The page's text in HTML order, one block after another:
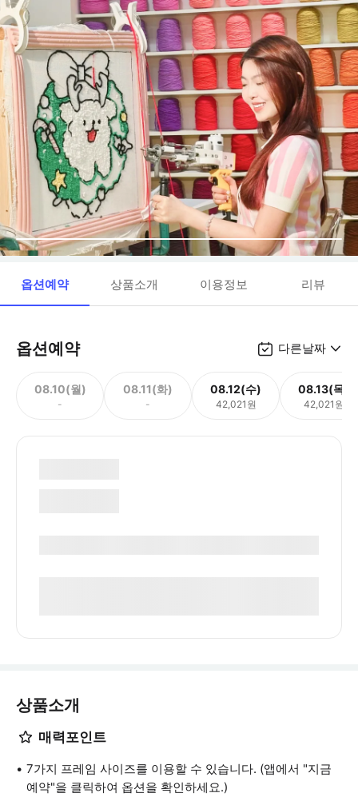
옵션예약 상품소개 이용정보 리뷰
옵션예약 다른날짜
08.10(월)
-
08.11(화)
-
08.12(수)
42,021원
08.13(목)
42,021원
상품소개
매력포인트
7가지 프레임 사이즈를 이용할 수 있습니다. (앱에서 "지금
예약"을 클릭하여 옵션을 확인하세요.)